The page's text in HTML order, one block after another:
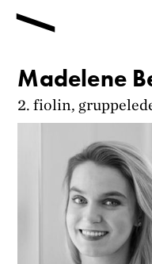
Madelene
2. fiolin,